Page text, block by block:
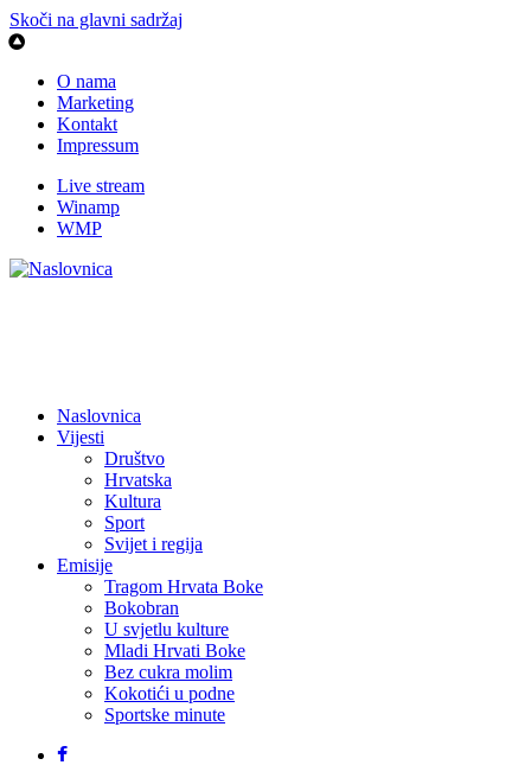
Skoči na glavni sadržaj
O nama
Marketing
Kontakt
Impressum
Live stream
Winamp
WMP
Naslovnica
Vijesti
Društvo
Hrvatska
Kultura
Sport
Svijet i regija
Emisije
Tragom Hrvata Boke
Bokobran
U svjetlu kulture
Mladi Hrvati Boke
Bez cukra molim
Kokotići u podne
Sportske minute